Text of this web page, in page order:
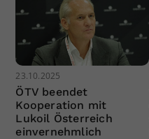
23.10.2025
ÖTV beendet
Kooperation mit
Lukoil Österreich
einvernehmlich